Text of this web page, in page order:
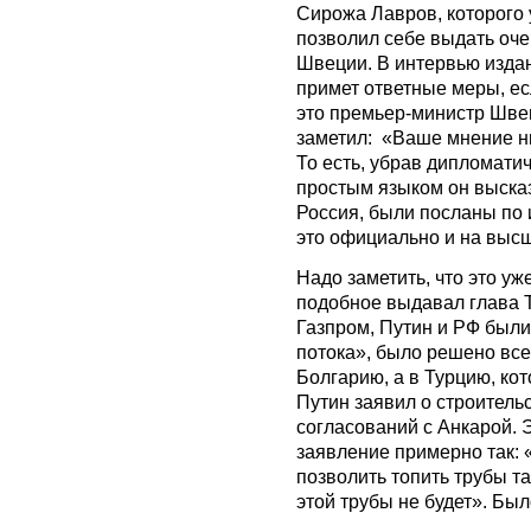
Сирожа Лавров,
позволил себе выдать
Швеции. В интервью
примет ответные меры,
это премьер-министр
заметил: «Ваше мнение
То есть, убрав
простым языком он
Россия, были посланы по
это официально и на
Надо заметить, что это
подобное выдавал глава
Газпром, Путин и РФ
потока», было решено
Болгарию, а в Турцию,
Путин заявил о
согласований с Анкарой.
заявление примерно так:
позволить топить трубы
этой трубы не будет».